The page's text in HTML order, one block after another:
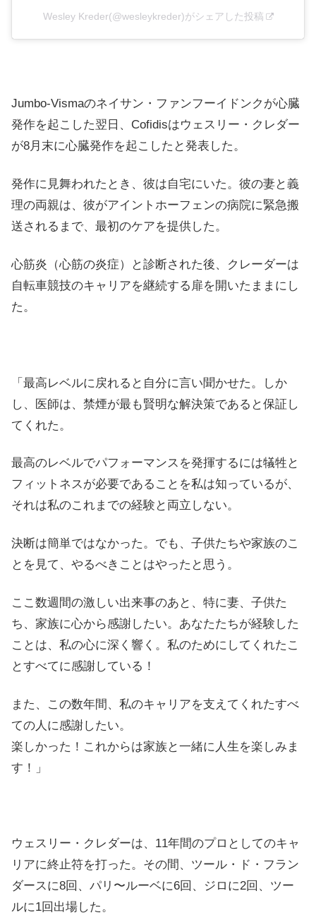
Wesley Kreder(@wesleykreder)がシェアした投稿
Jumbo-Vismaのネイサン・ファンフーイドンクが心臓
発作を起こした翌日、Cofidisはウェスリー・クレダー
が8月末に心臓発作を起こしたと発表した。
発作に見舞われたとき、彼は自宅にいた。彼の妻と義
理の両親は、彼がアイントホーフェンの病院に緊急搬
送されるまで、最初のケアを提供した。
心筋炎（心筋の炎症）と診断された後、クレーダーは
自転車競技のキャリアを継続する扉を開いたままにし
た。
「最高レベルに戻れると自分に言い聞かせた。しか
し、医師は、禁煙が最も賢明な解決策であると保証し
てくれた。
最高のレベルでパフォーマンスを発揮するには犠牲と
フィットネスが必要であることを私は知っているが、
それは私のこれまでの経験と両立しない。
決断は簡単ではなかった。でも、子供たちや家族のこ
とを見て、やるべきことはやったと思う。
ここ数週間の激しい出来事のあと、特に妻、子供た
ち、家族に心から感謝したい。あなたたちが経験した
ことは、私の心に深く響く。私のためにしてくれたこ
とすべてに感謝している！
また、この数年間、私のキャリアを支えてくれたすべ
ての人に感謝したい。
楽しかった！これからは家族と一緒に人生を楽しみま
す！」
ウェスリー・クレダーは、11年間のプロとしてのキャ
リアに終止符を打った。その間、ツール・ド・フラン
ダースに8回、パリ〜ルーベに6回、ジロに2回、ツー
ルに1回出場した。